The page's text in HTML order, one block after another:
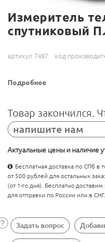
Измеритель
спутниковый
артикул 7487 код
Подробнее
Товар закончился.
напишите нам
Актуальные цены и наличие
Бесплатная доставка по СПб в
от 500 рублей для остальных
(от 1-го дня). Бесплатно
для отправки по России или в СНГ.
Задать вопрос